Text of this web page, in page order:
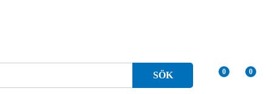
SÖK 0 0